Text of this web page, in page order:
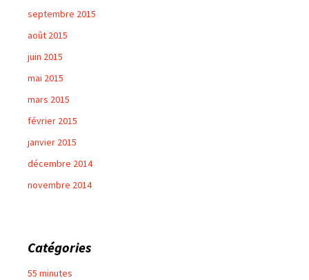
septembre 2015
août 2015
juin 2015
mai 2015
mars 2015
février 2015
janvier 2015
décembre 2014
novembre 2014
Catégories
55 minutes